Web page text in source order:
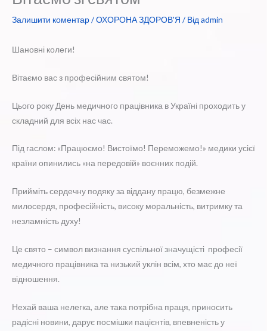
Залишити коментар/ОХОРОНА ЗДОРОВ'Я / Відadmin
Шановні колеги!
Вітаємо вас з професійним святом!
Цього року День медичного працівника в Україні проходить у
складний для всіх нас час.
Під гаслом: «Працюємо! Вистоїмо! Переможемо!» медики усієї
країни опинились «на передовій» воєнних подій.
Прийміть сердечну подяку за віддану працю, безмежне
милосердя, професійність, високу моральність, витримку та
незламність духу!
Це свято – символ визнання суспільної значущісті професії
медичного працівника та низький уклін всім, хто має до неї
відношення.
Нехай ваша нелегка, але така потрібна праця, приносить
радісні новини, дарує посмішки пацієнтів, впевненість у